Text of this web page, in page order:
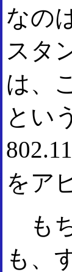
なの
スタ
は、
とい
をア
も
も、